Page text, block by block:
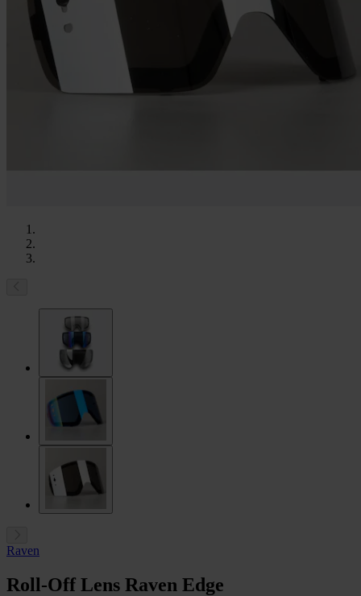
Raven
Roll-Off Lens Raven Edge